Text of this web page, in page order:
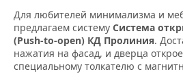
Для любителей минимализма и
предлагаем систему Система
(Push-to-open) КД Пролиния.
нажатия на фасад, и дверца
специальному толкателю с